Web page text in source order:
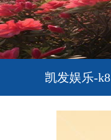
凯发娱乐-k8
凯发官网